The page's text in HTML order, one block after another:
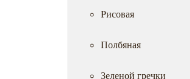
Рисовая
Полбяная
Зеленой гречки